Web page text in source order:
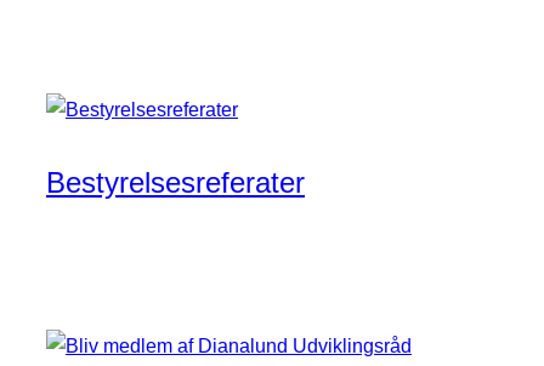
Bestyrelsesreferater